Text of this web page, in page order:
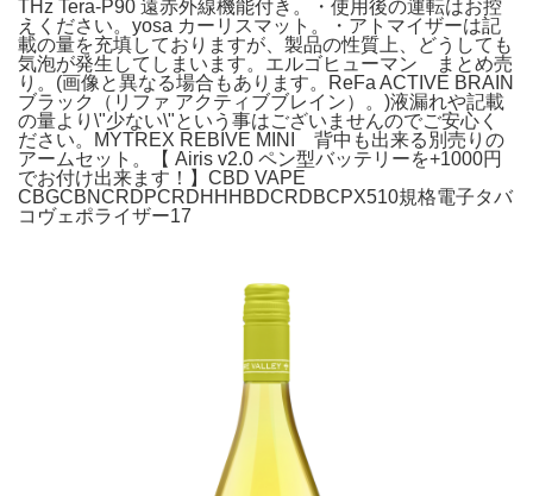
THz Tera-P90 遠赤外線機能付き。・使用後の運転はお控
えください。yosa カーリスマット。・アトマイザーは記
載の量を充填しておりますが、製品の性質上、どうしても
気泡が発生してしまいます。エルゴヒューマン まとめ売
り。(画像と異なる場合もあります。ReFa ACTIVE BRAIN
ブラック（リファ アクティブブレイン）。)液漏れや記載
の量より\"少ない\"という事はございませんのでご安心く
ださい。MYTREX REBIVE MINI 背中も出来る別売りの
アームセット。【 Airis v2.0 ペン型バッテリーを+1000円
でお付け出来ます！】CBD VAPE
CBGCBNCRDPCRDHHHBDCRDBCPX510規格電子タバ
コヴェポライザー17